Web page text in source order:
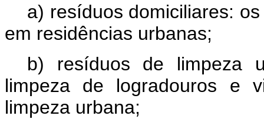
a) resíduos domiciliares:
em residências urbanas;
b) resíduos de limpeza
limpeza de logradouros e
limpeza urbana;